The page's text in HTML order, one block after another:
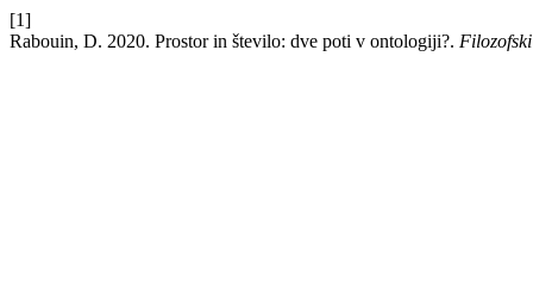
[1]
Rabouin, D. 2020. Prostor in število: dve poti v ontologiji?.